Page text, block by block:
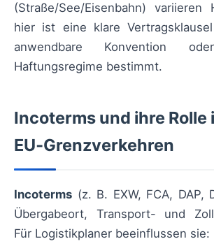
(Straße/See/Eisenbahn) variieren
hier ist eine klare
anwendbare Konvention
Haftungsregime bestimmt.
Incoterms und ihre Rolle
EU‑Grenzverkehren
Incoterms (z. B. EXW, FCA, DAP,
Übergabeort, Transport- und
Für Logistikplaner beeinflussen sie: